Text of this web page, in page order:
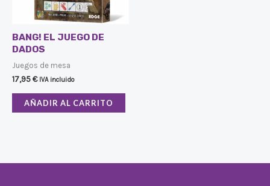
BANG! EL JUEGO DE
DADOS
Juegos de mesa
17,95€ IVA incluido
AÑADIR AL CARRITO